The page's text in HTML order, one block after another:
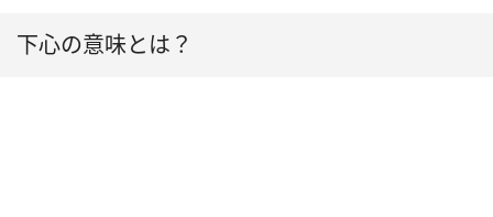
下心の意味とは？